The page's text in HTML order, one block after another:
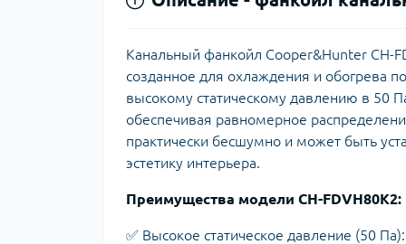
Канальный фанкойл Cooper&Hunter CH-
созданное для охлаждения и обогрева
высокому статическому давлению в 50
обеспечивая равномерное
практически бесшумно и может быть
эстетику интерьера.
Преимущества модели CH-FDVH80K2:
✅ Высокое статическое давление (50